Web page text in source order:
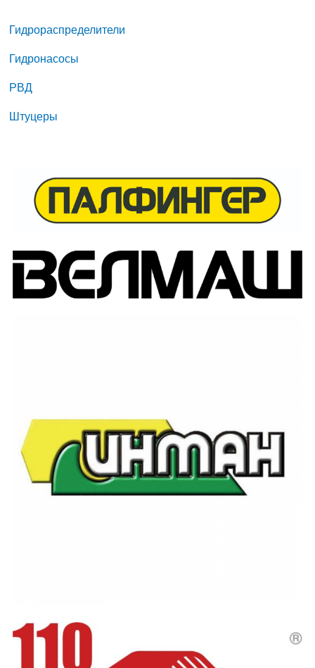
Гидрораспределители
Гидронасосы
РВД
Штуцеры